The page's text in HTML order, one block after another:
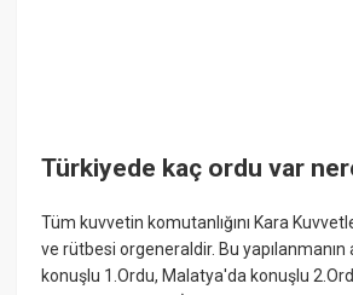
Türkiyede kaç ordu var
Tüm kuvvetin komutanlığını Kara
ve rütbesi orgeneraldir. Bu yapılanmanın
konuşlu 1.Ordu, Malatya'da konuşlu